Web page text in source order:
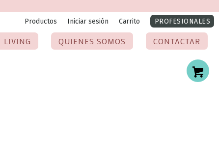
Productos
Iniciar sesión Carrito PROFESIONALES
LIVING QUIENES SOMOS CONTACTAR